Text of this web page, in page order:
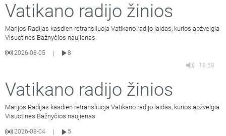
Vatikano radijo žinios
Marijos Radijas kasdien retransliuoja Vatikano radijo laidas, kurios apžvelgia
Visuotinės Bažnyčios naujienas.
2026-08-05 |
8
18:58
Vatikano radijo žinios
Marijos Radijas kasdien retransliuoja Vatikano radijo laidas, kurios apžvelgia
Visuotinės Bažnyčios naujienas.
2026-08-04
5